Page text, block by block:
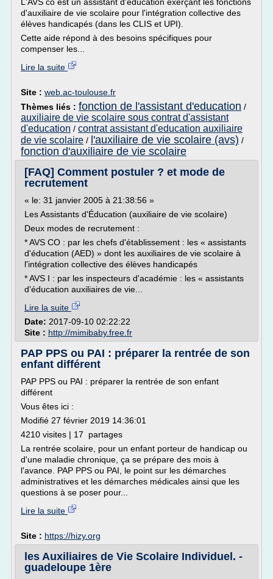
d'auxiliaire de vie scolaire pour l'intégration collective des
élèves handicapés (dans les CLIS et UPI).
Cette aide répond à des besoins spécifiques pour
compenser les...
Lire la suite
Site : web.ac-toulouse.fr
Thèmes liés : fonction de l'assistant d'education /
auxiliaire de vie scolaire sous contrat d'assistant
d'education / contrat assistant d'education auxiliaire
de vie scolaire / l'auxiliaire de vie scolaire (avs) /
fonction d'auxiliaire de vie scolaire
[FAQ] Comment postuler ? et mode de
recrutement
« le: 31 janvier 2005 à 21:38:56 »
Les Assistants d'Éducation (auxiliaire de vie scolaire)
Deux modes de recrutement :
* AVS CO : par les chefs d'établissement : les « assistants
d'éducation (AED) » dont les auxiliaires de vie scolaire à
l'intégration collective des élèves handicapés
* AVS I : par les inspecteurs d'académie : les « assistants
d'éducation auxiliaires de vie...
Lire la suite
Date: 2017-09-10 02:22:22
Site : http://mimibaby.free.fr
PAP PPS ou PAI : préparer la rentrée de son
enfant différent
PAP PPS ou PAI : préparer la rentrée de son enfant
différent
Vous êtes ici :
Modifié 27 février 2019 14:36:01
4210 visites | 17 partages
La rentrée scolaire, pour un enfant porteur de handicap ou
d'une maladie chronique, ça se prépare des mois à
l'avance. PAP PPS ou PAI, le point sur les démarches
administratives et les démarches médicales ainsi que les
questions à se poser pour...
Lire la suite
Site : https://hizy.org
les Auxiliaires de Vie Scolaire Individuel. -
guadeloupe 1ère